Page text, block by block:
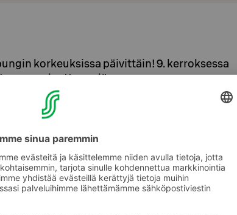
korkeuksissa päivittäin! 9. kerroksessa
palauttava elämys.
Hotellin
hotellin ylimmässä
huonehintaan ja
voi ostaa 1.